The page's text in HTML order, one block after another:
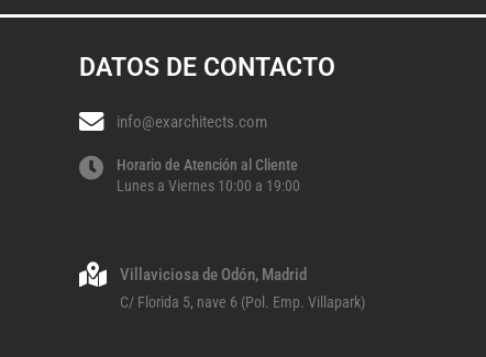
DATOS DE CONTACTO
info@exarchitects.com
Horario de Atención al Cliente
Lunes a Viernes 10:00 a 19:00
Villaviciosa de Odón, Madrid
C/ Florida 5, nave 6 (Pol. Emp. Villapark)